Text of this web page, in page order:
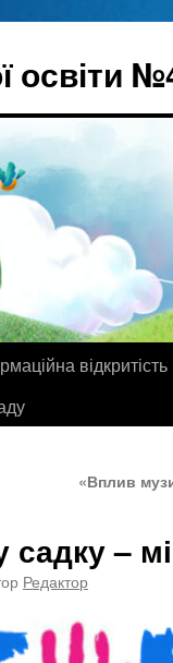
освіти
відкритість
«Вплив
садку –
Редактор